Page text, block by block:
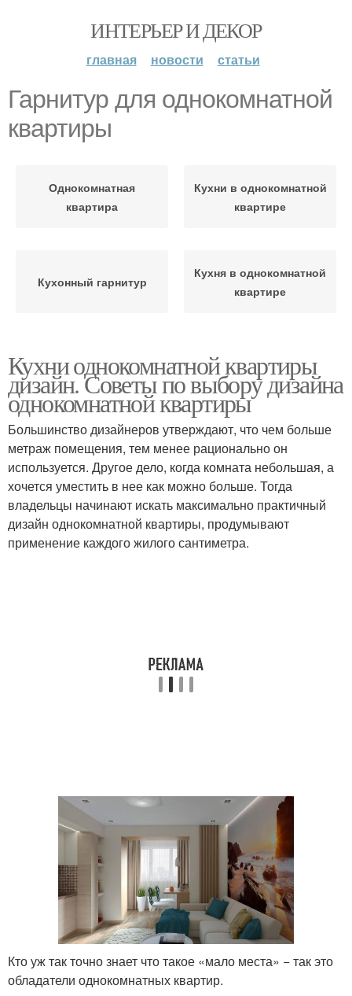
ИНТЕРЬЕР И ДЕКОР
главная новости статьи
Гарнитур для однокомнатной
квартиры
Однокомнатная
квартира
Кухни в однокомнатной
квартире
Кухонный гарнитур
Кухня в однокомнатной
квартире
Кухни однокомнатной квартиры
дизайн. Советы по выбору дизайна
однокомнатной квартиры
Большинство дизайнеров утверждают, что чем больше
метраж помещения, тем менее рационально он
используется. Другое дело, когда комната небольшая, а
хочется уместить в нее как можно больше. Тогда
владельцы начинают искать максимально практичный
дизайн однокомнатной квартиры, продумывают
применение каждого жилого сантиметра.
Кто уж так точно знает что такое «мало места» − так это
обладатели однокомнатных квартир.